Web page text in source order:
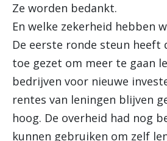
Ze worden bedankt.
En welke zekerheid hebben
De eerste ronde steun heeft
toe gezet om meer te gaan
bedrijven voor nieuwe
rentes van leningen blijven
hoog. De overheid had nog
kunnen gebruiken om zelf